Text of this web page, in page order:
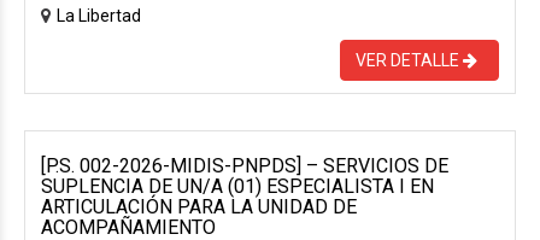
La Libertad
VER DETALLE
[P.S. 002-2026-MIDIS-PNPDS] – SERVICIOS DE
SUPLENCIA DE UN/A (01) ESPECIALISTA I EN
ARTICULACIÓN PARA LA UNIDAD DE
ACOMPAÑAMIENTO